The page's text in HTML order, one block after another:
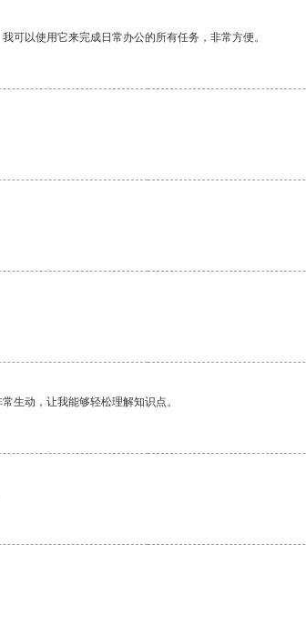
可以使用它来完成日常办公的所有任务，非常方便。
生动，让我能够轻松理解知识点。